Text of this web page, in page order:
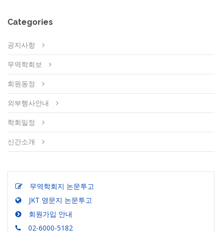
Categories
공지사항
무역학회보
회원동정
외부행사안내
학회일정
신간소개
무역학회지 논문투고
JKT 영문지 논문투고
회원가입 안내
02-6000-5182